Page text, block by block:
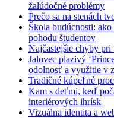
žalúdočné problémy
Prečo sa na stenách
Škola budúcnosti:
pohodu študentov
Najčastejšie chyby pri
Jalovec plazivý
odolnosť a využitie v
Tradičné kúpeľné
Kam s deťmi, keď
interiérových ihrísk
Vizuálna identita a